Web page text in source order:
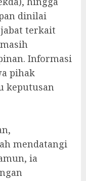
dinilai
terkait
Informasi
pihak
keputusan
mendatangi
ia